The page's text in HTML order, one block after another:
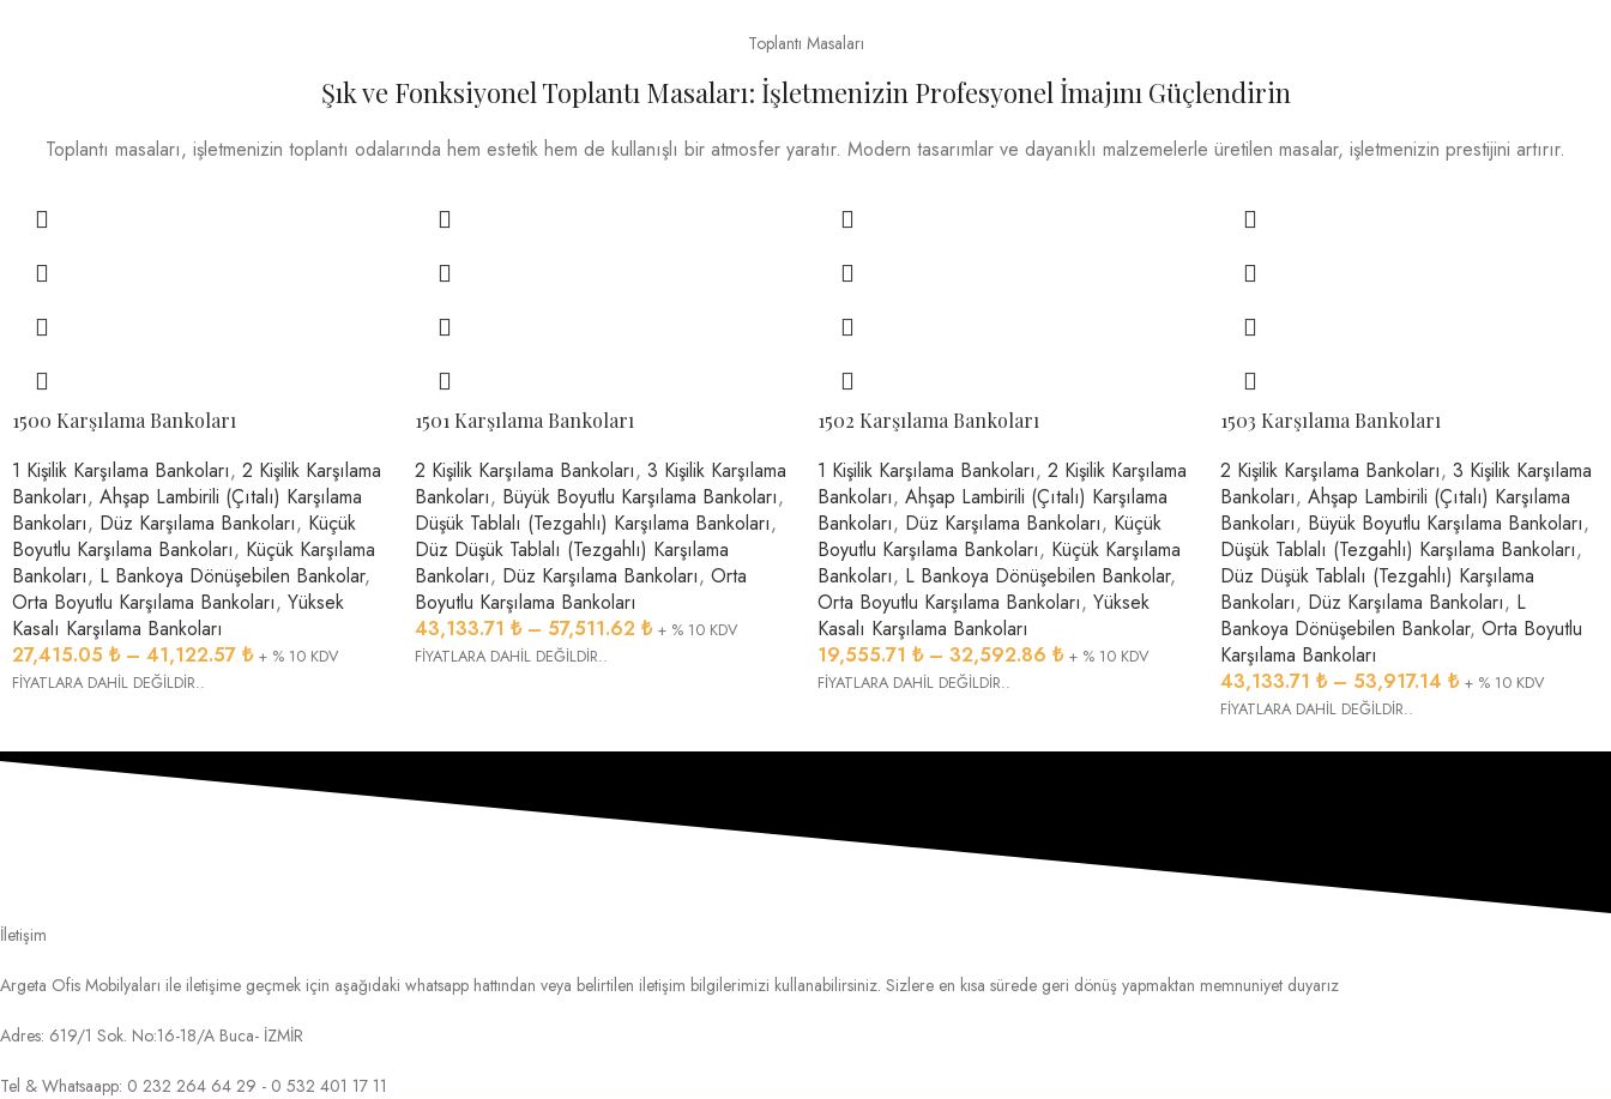
Toplantı Masaları
Şık ve Fonksiyonel Toplantı Masaları: İşletmenizin Profesyonel İmajını Güçlendirin
Toplantı masaları, işletmenizin toplantı odalarında hem estetik hem de kullanışlı bir atmosfer yaratır. Modern tasarımlar ve dayanıklı malzemelerle üretilen masalar, işletmenizin prestijini artırır.
1500 Karşılama Bankoları
1 Kişilik Karşılama Bankoları, 2 Kişilik Karşılama
Bankoları, Ahşap Lambirili (Çıtalı) Karşılama
Bankoları, Düz Karşılama Bankoları, Küçük
Boyutlu Karşılama Bankoları, Küçük Karşılama
Bankoları, L Bankoya Dönüşebilen Bankolar,
Orta Boyutlu Karşılama Bankoları, Yüksek
Kasalı Karşılama Bankoları
27,415.05 ₺ – 41,122.57 ₺ + % 10 KDV
FİYATLARA DAHİL DEĞİLDİR..
1501 Karşılama Bankoları
2 Kişilik Karşılama Bankoları, 3 Kişilik Karşılama
Bankoları, Büyük Boyutlu Karşılama Bankoları,
Düşük Tablalı (Tezgahlı) Karşılama Bankoları,
Düz Düşük Tablalı (Tezgahlı) Karşılama
Bankoları, Düz Karşılama Bankoları, Orta
Boyutlu Karşılama Bankoları
43,133.71 ₺ – 57,511.62 ₺ + % 10 KDV
FİYATLARA DAHİL DEĞİLDİR..
1502 Karşılama Bankoları
1 Kişilik Karşılama Bankoları, 2 Kişilik Karşılama
Bankoları, Ahşap Lambirili (Çıtalı) Karşılama
Bankoları, Düz Karşılama Bankoları, Küçük
Boyutlu Karşılama Bankoları, Küçük Karşılama
Bankoları, L Bankoya Dönüşebilen Bankolar,
Orta Boyutlu Karşılama Bankoları, Yüksek
Kasalı Karşılama Bankoları
19,555.71 ₺ – 32,592.86 ₺ + % 10 KDV
FİYATLARA DAHİL DEĞİLDİR..
1503 Karşılama Bankoları
2 Kişilik Karşılama Bankoları, 3 Kişilik Karşılama
Bankoları, Ahşap Lambirili (Çıtalı) Karşılama
Bankoları, Büyük Boyutlu Karşılama Bankoları,
Düşük Tablalı (Tezgahlı) Karşılama Bankoları,
Düz Düşük Tablalı (Tezgahlı) Karşılama
Bankoları, Düz Karşılama Bankoları, L
Bankoya Dönüşebilen Bankolar, Orta Boyutlu
Karşılama Bankoları
43,133.71 ₺ – 53,917.14 ₺ + % 10 KDV
FİYATLARA DAHİL DEĞİLDİR..
İletişim
Argeta Ofis Mobilyaları ile iletişime geçmek için aşağıdaki whatsapp hattından veya belirtilen iletişim bilgilerimizi kullanabilirsiniz. Sizlere en kısa sürede geri dönüş yapmaktan memnuniyet duyarız
Adres: 619/1 Sok. No:16-18/A Buca- İZMİR
Tel & Whatsaapp: 0 232 264 64 29 - 0 532 401 17 11